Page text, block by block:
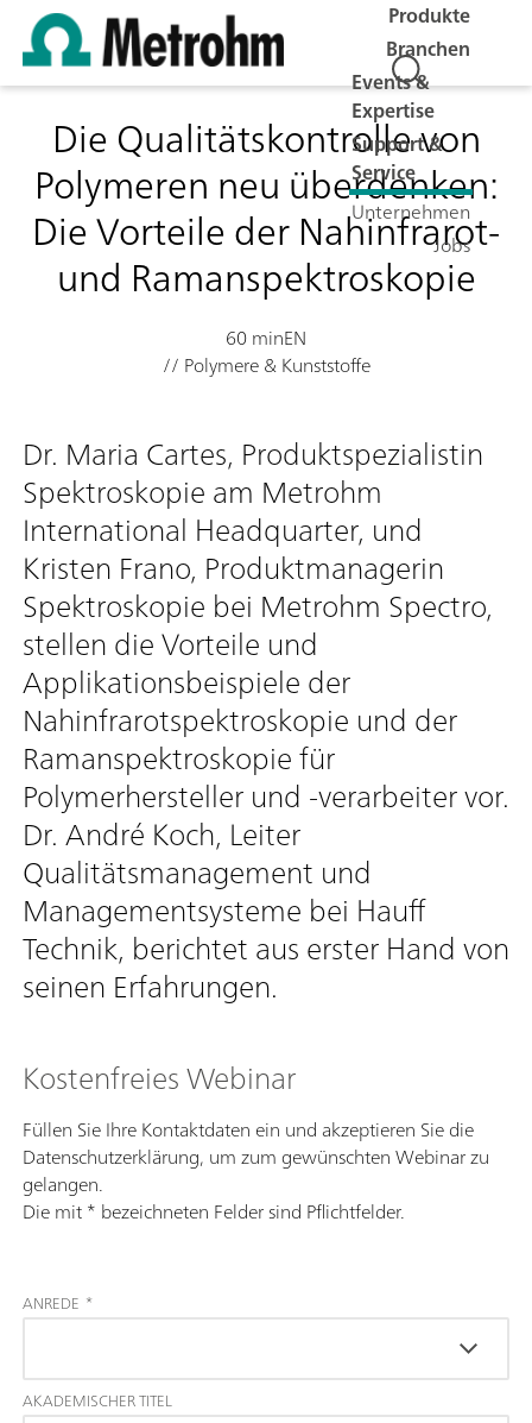
Produkte
Branchen
Events &
Expertise
Support &
Service
Unternehmen
Jobs
Die Qualitätskontrolle von
Polymeren neu überdenken:
Die Vorteile der Nahinfrarot-
und Ramanspektroskopie
60 minEN
// Polymere & Kunststoffe
Dr. Maria Cartes, Produktspezialistin
Spektroskopie am Metrohm
International Headquarter, und
Kristen Frano, Produktmanagerin
Spektroskopie bei Metrohm Spectro,
stellen die Vorteile und
Applikationsbeispiele der
Nahinfrarotspektroskopie und der
Ramanspektroskopie für
Polymerhersteller und -verarbeiter vor.
Dr. André Koch, Leiter
Qualitätsmanagement und
Managementsysteme bei Hauff
Technik, berichtet aus erster Hand von
seinen Erfahrungen.
Kostenfreies Webinar
Füllen Sie Ihre Kontaktdaten ein und akzeptieren Sie die
Datenschutzerklärung, um zum gewünschten Webinar zu
gelangen.
Die mit * bezeichneten Felder sind Pflichtfelder.
ANREDE *
AKADEMISCHER TITEL